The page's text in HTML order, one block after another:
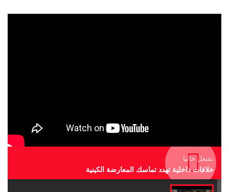
يشغل حاليا
خلافات داخلية تهدد تماسك المعارضة الكينية